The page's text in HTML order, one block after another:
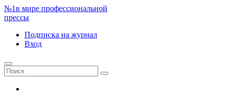
№1в мире профессиональной
прессы
Подписка на журнал
Вход